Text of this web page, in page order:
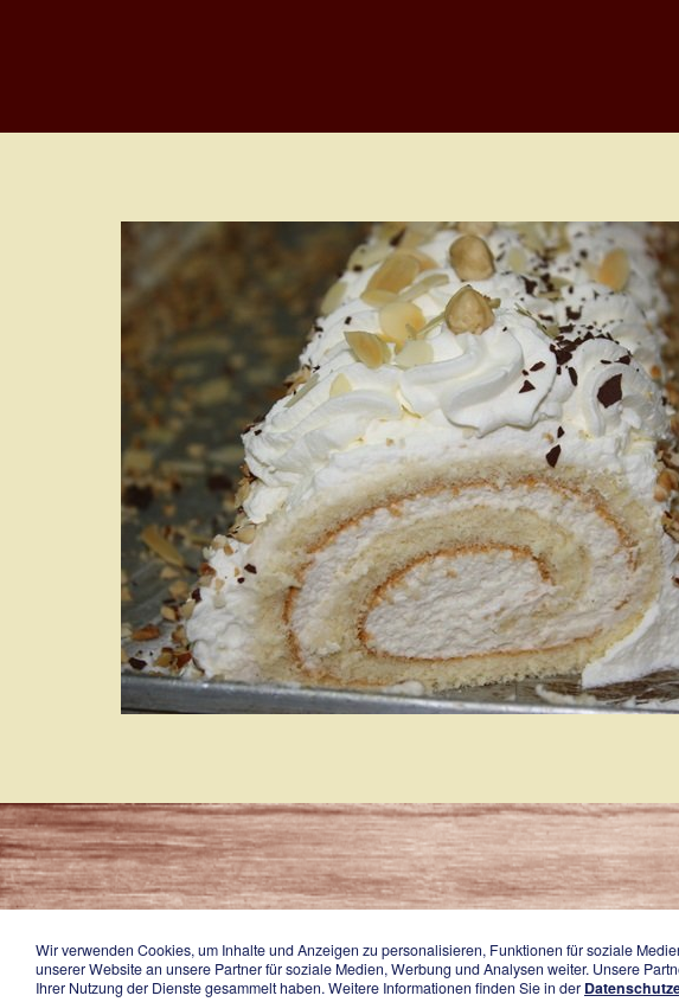
Wir verwenden Cookies, um Inhalte und Anzeigen zu personalisieren, Funktionen für soziale
unserer Website an unsere Partner für soziale Medien, Werbung und Analysen weiter. Unsere
Ihrer Nutzung der Dienste gesammelt haben. Weitere Informationen finden Sie in der